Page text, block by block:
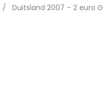
/ Duitsland 2007 – 2 euro G